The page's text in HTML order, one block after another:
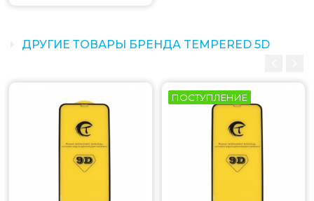
ДРУГИЕ ТОВАРЫ БРЕНДА TEMPERED 5D
ПОСТУПЛЕНИЕ